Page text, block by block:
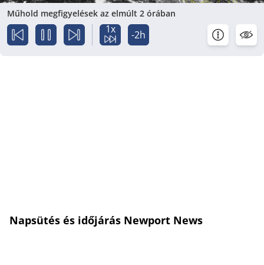
Műhold megfigyelések az elmúlt 2 órában
1x -2h
Napsütés és időjárás Newport News